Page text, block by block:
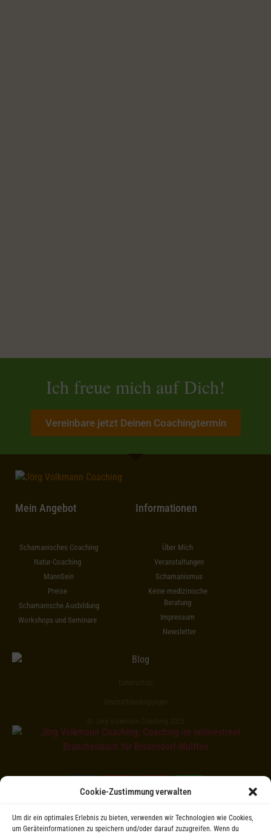
Cookie-Zustimmung verwalten
Um dir ein optimales Erlebnis zu bieten, verwenden wir Technologien wie Cookies,
um Geräteinformationen zu speichern und/oder darauf zuzugreifen. Wenn du
Ich freue mich auf Dich!
Vereinbare jetzt Deinen Coachingtermin
Mein Angebot
Schamanisches Coaching
Natur-Coaching
MannSein
Preise
Schamanische Ausbildung
Workshops und Seminare
Informationen
Über Mich
Veranstaltungen
Schamanismus
Keine medizinische
Beratung
Impressum
Newsletter
Datenschutz
Geschäftsbedingungen
© Jörg Volkmann Coaching 2025